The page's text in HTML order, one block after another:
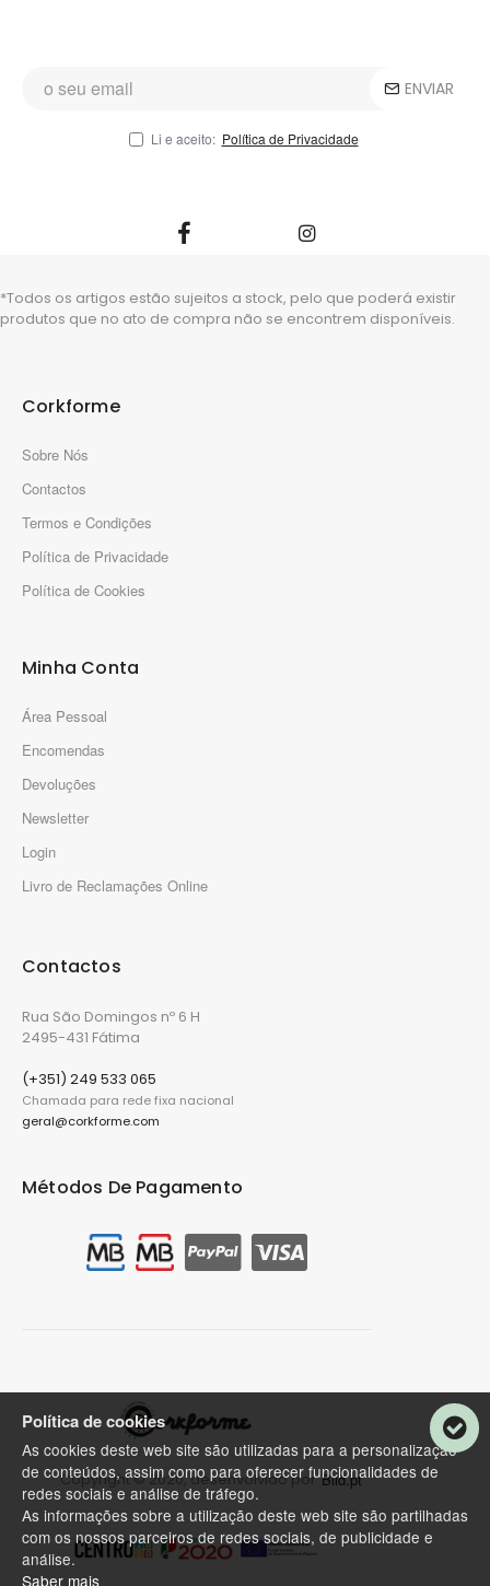
ENVIAR
Li e aceito: Política de Privacidade
*Todos os artigos estão sujeitos a stock, pelo que poderá existir
produtos que no ato de compra não se encontrem disponíveis.
Corkforme
Sobre Nós
Contactos
Termos e Condições
Política de Privacidade
Política de Cookies
Minha Conta
Área Pessoal
Encomendas
Devoluções
Newsletter
Login
Livro de Reclamações Online
Contactos
Rua São Domingos nº 6 H
2495-431 Fátima
(+351) 249 533 065
Chamada para rede fixa nacional
geral@corkforme.com
Métodos De Pagamento
Copyright © 2020, desenvolvido por Bild.pt
Política de cookies
As cookies deste web site são utilizadas para a personalização
de conteúdos, assim como para oferecer funcionalidades de
redes sociais e análise de tráfego.
As informações sobre a utilização deste web site são partilhadas
com os nossos parceiros de redes sociais, de publicidade e
análise.
Saber mais